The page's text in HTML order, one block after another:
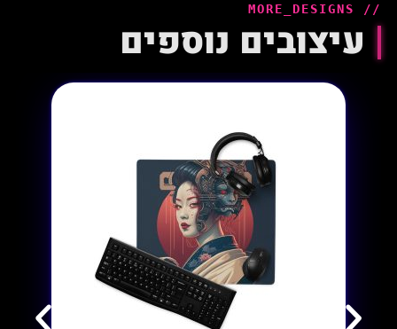
// MORE_DESIGNS
עיצובים נוספים